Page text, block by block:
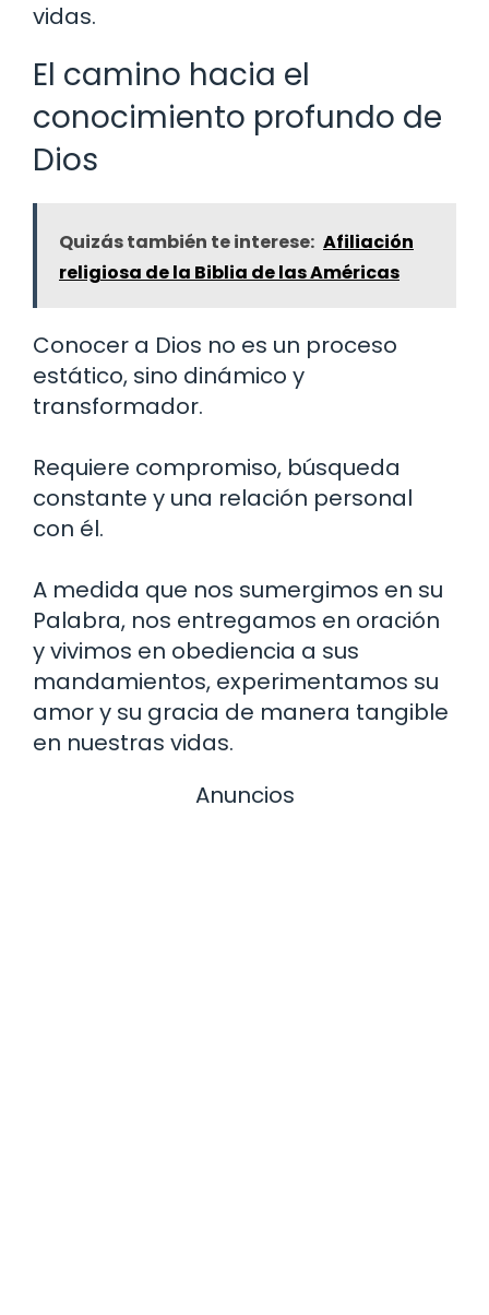
vidas.
El camino hacia el
conocimiento profundo de
Dios
Quizás también te interese: Afiliación
religiosa de la Biblia de las Américas
Conocer a Dios no es un proceso
estático, sino dinámico y
transformador.
Requiere compromiso, búsqueda
constante y una relación personal
con él.
A medida que nos sumergimos en su
Palabra, nos entregamos en oración
y vivimos en obediencia a sus
mandamientos, experimentamos su
amor y su gracia de manera tangible
en nuestras vidas.
Anuncios